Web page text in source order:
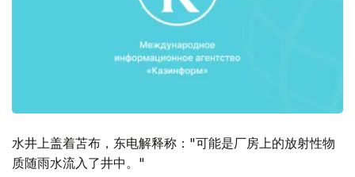
水井上盖着苫布，东电解释称："可能是厂房上的放射性物
质随雨水流入了井中。"